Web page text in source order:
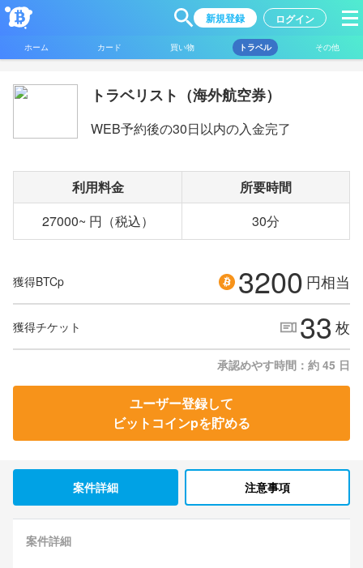
新規登録 ログイン
ホーム カード 買い物 トラベル その他
トラベリスト（海外航空券）
WEB予約後の30日以内の入金完了
利用料金
所要時間
27000~ 円（税込）
30分
獲得BTCp 3200 円相当
獲得チケット 33枚
承認めやす時間：約 45 日
ユーザー登録して
ビットコインpを貯める
案件詳細 注意事項
案件詳細